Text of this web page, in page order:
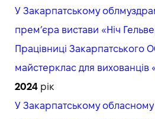
У Закарпатському
прем’єра вистави «Ніч
Працівниці
майстерклас для вихованців
2024 рік
У Закарпатському